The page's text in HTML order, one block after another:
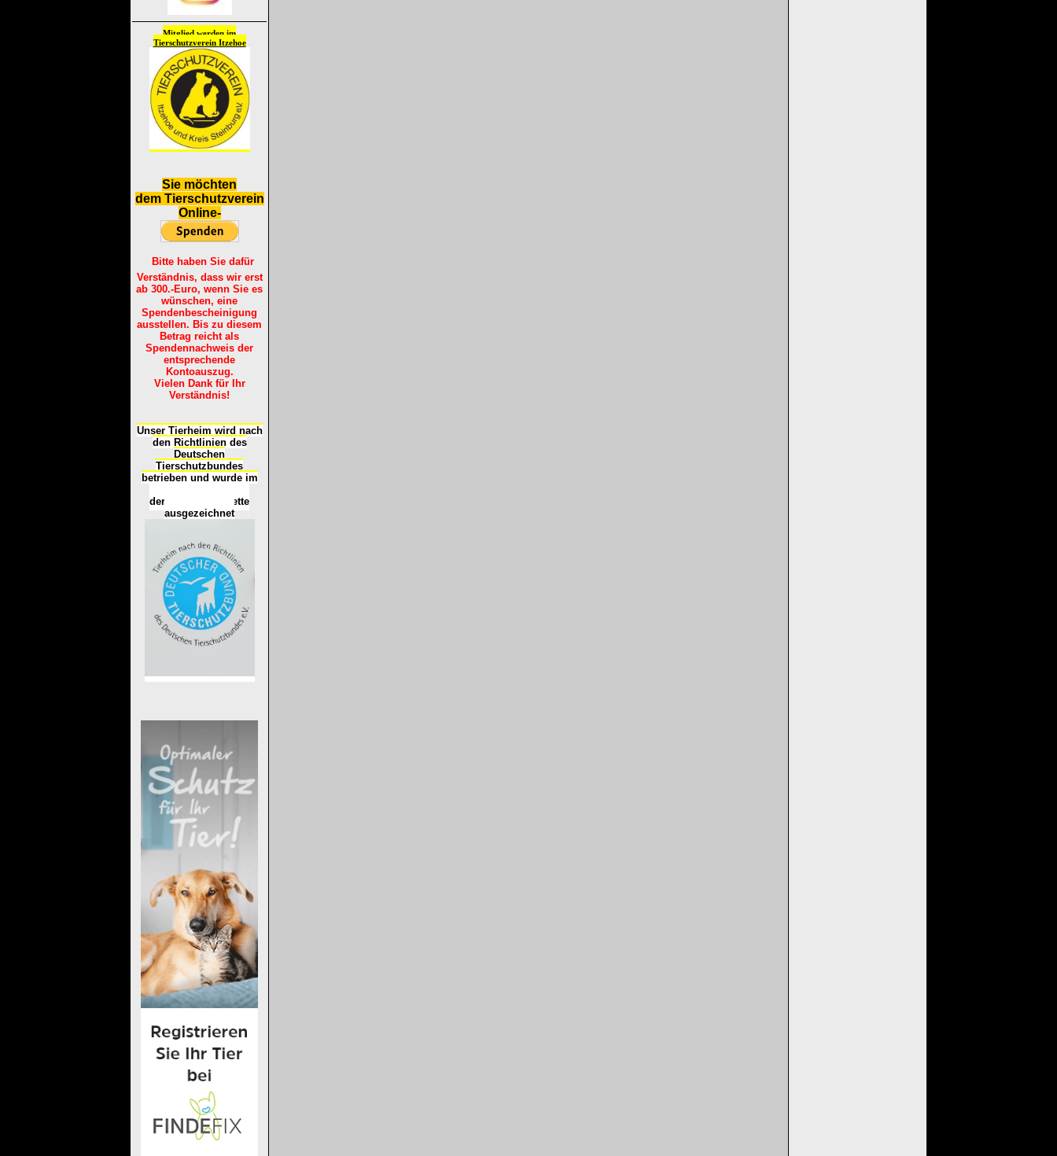
Mitglied werden im
Tierschutzverein Itzehoe
Sie möchten
dem Tierschutzverein
Online-
Bitte haben Sie dafür
Verständnis, dass wir erst
ab 300.-Euro, wenn Sie es
wünschen, eine
Spendenbescheinigung
ausstellen. Bis zu diesem
Betrag reicht als
Spendennachweis der
entsprechende
Kontoauszug.
Vielen Dank für Ihr
Verständnis!
Unser Tierheim wird nach
den Richtlinien des
Deutschen
Tierschutzbundes
betrieben und wurde im
der
Tierheimplakette
ausgezeichnet